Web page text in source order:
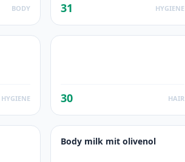
BODY 31 HYGIENE
HYGIENE 30 HAIR
Body milk mit olivenol